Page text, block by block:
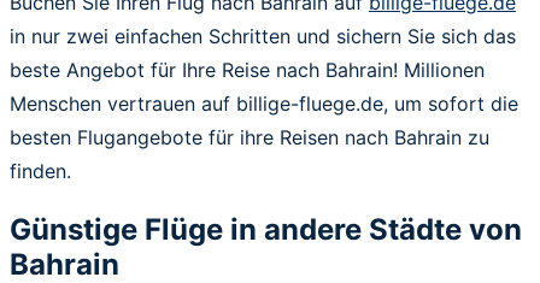
in nur zwei einfachen Schritten und sichern Sie sich das
beste Angebot für Ihre Reise nach Bahrain! Millionen
Menschen vertrauen auf billige-fluege.de, um sofort die
besten Flugangebote für ihre Reisen nach Bahrain zu
finden.
Günstige Flüge in andere Städte von
Bahrain